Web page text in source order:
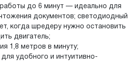
до 6 минут — идеально для
документов; светодиодный
когда шредеру нужно остановить
двигатель;
1,8 метров в минуту;
удобного и интуитивно-